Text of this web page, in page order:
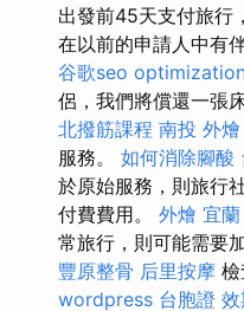
出發前45天支付旅行
在以前的申請人中有
谷歌seo
侶，我們將償還一張
北撥筋課程 南投 外燴
服務。 如何消除腳酸
於原始服務，則旅行
付費費用。 外燴 宜蘭
常旅行，則可能需要
豐原整骨 后里按摩
wordpress 台胞證 效